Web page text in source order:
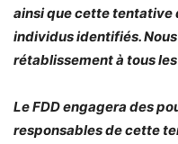
ainsi que cette tentative
individus identifiés.
rétablissement à tous
Le FDD engagera des
responsables de cette